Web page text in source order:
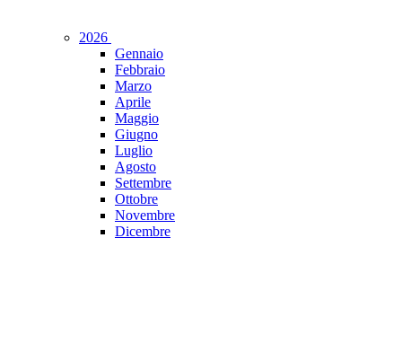
2026
Gennaio
Febbraio
Marzo
Aprile
Maggio
Giugno
Luglio
Agosto
Settembre
Ottobre
Novembre
Dicembre